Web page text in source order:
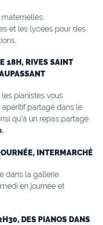
et les lycées pour des
18H, RIVES SAINT
pianistes vous
partagé dans le
qu’à un repas partagé
INTERMARCHÉ
dans la gallerie
en journée et
DES PIANOS DANS